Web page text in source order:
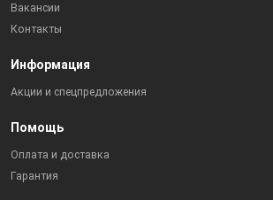
Вакансии
Контакты
Информация
Акции и спецпредложения
Помощь
Оплата и доставка
Гарантия